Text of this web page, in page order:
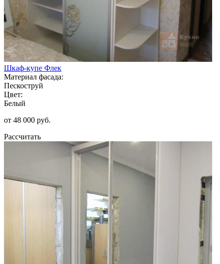
Шкаф-купе Флек
Материал фасада:
Пескоструй
Цвет:
Белый
от 48 000 руб.
Рассчитать